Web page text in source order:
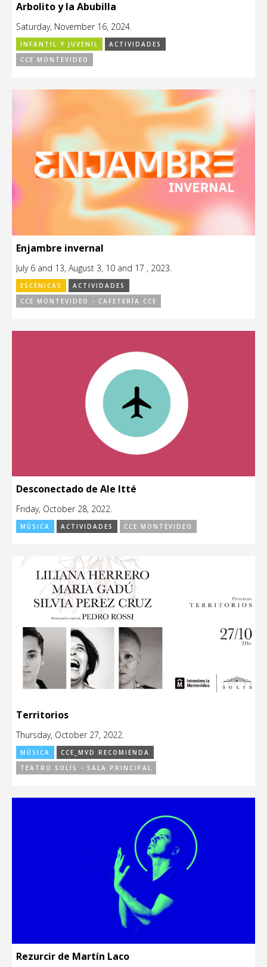
Arbolito y la Abubilla
Saturday, November 16, 2024.
INFANTIL Y JUVENIL
ACTIVIDADES
CCE MONTEVIDEO
Enjambre invernal
July 6 and 13, August 3, 10 and 17 , 2023.
ESCÉNICAS
ACTIVIDADES
CCE MONTEVIDEO - CAFETERÍA CCE
Desconectado de Ale Itté
Friday, October 28, 2022.
MÚSICA ACTIVIDADES CCE MONTEVIDEO
Territorios
Thursday, October 27, 2022.
MÚSICA
CCE_MVD RECOMIENDA
TEATRO SOLÍS - SALA PRINCIPAL
Rezurcir de Martín Laco